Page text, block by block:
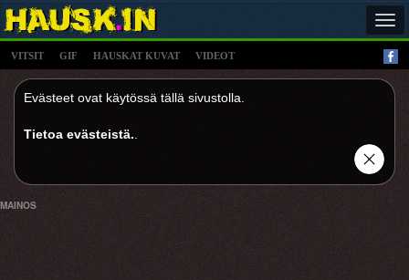
VITSIT GIF HAUSKAT KUVAT VIDEOT
Evästeet ovat käytössä tällä sivustolla.
Tietoa evästeistä.
MAINOS